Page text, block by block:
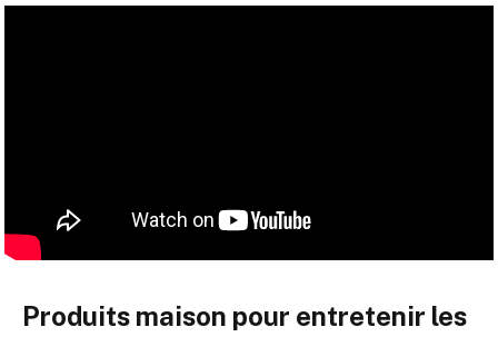
Produits maison pour entretenir les